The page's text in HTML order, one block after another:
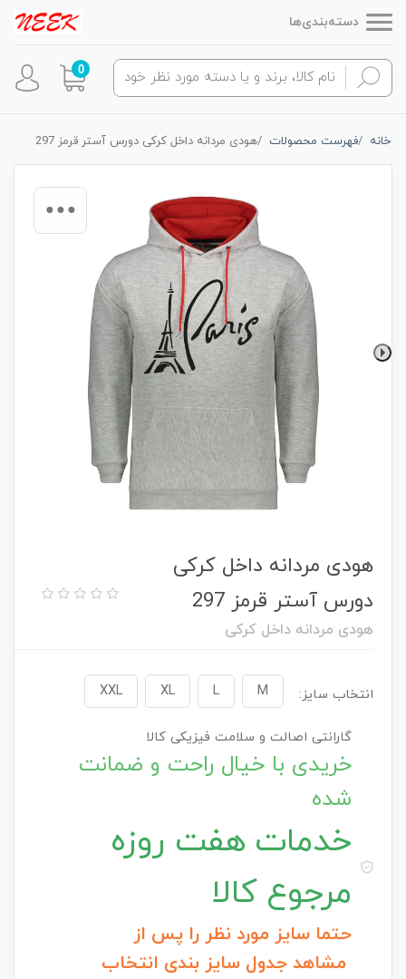
دسته‌بندی‌ها
0
خانه فهرست محصولات هودی مردانه داخل کرکی دورس آستر قرمز 297
هودی مردانه داخل کرکی
دورس آستر قرمز 297
هودی مردانه داخل کرکی
انتخاب سایز: M
L
XL
XXL
گارانتی اصالت و سلامت فیزیکی کالا
خریدی با خیال راحت و ضمانت
شده
خدمات هفت روزه
مرجوع کالا
حتما سایز مورد نظر را پس از
مشاهد جدول سایز بندی انتخاب